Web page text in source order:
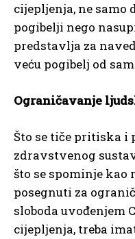
cijepljenja, ne
pogibelji nego
predstavlja za
veću pogibelj od
Ograničavanje
Što se tiče pritiska i
zdravstvenog
što se spominje kao
posegnuti za
sloboda uvođenjem
cijepljenja, treba